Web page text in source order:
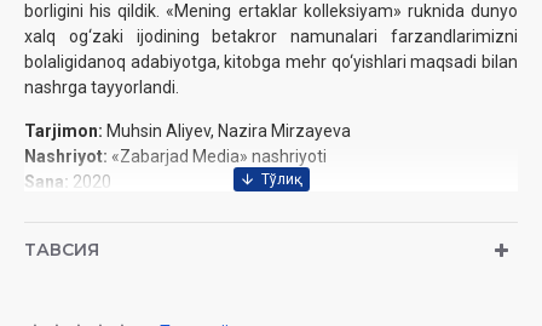
borligini his qildik. «Mening ertaklar kolleksiyam» ruknida dunyo
xalq og‘zaki ijodining betakror namunalari farzandlarimizni
bolaligidanoq adabiyotga, kitobga mehr qo‘yishlari maqsadi bilan
nashrga tayyorlandi.
Tarjimon: Muhsin Aliyev, Nazira Mirzayeva
Nashriyot: «Zabarjad Media» nashriyoti
Sana: 2020
O‘lchami:
ТАВСИЯ